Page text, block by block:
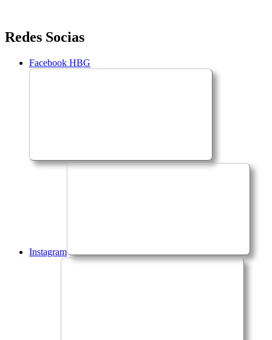
Saltar
para
conteúdo
Redes Socias
Facebook HBG
Instagram